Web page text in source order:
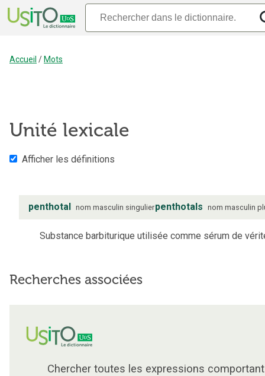
Accueil / Mots
Unité lexicale
Afficher les définitions
penthotal nom masculin singulierpenthotals nom masculin
Substance barbiturique utilisée comme sérum de
Recherches associées
Chercher toutes les expressions